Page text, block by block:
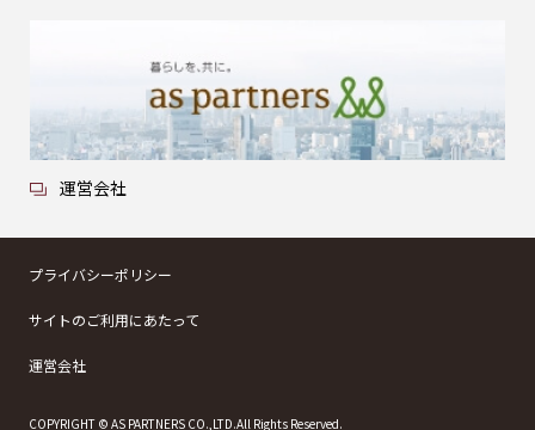
運営会社
プライバシーポリシー
サイトのご利用にあたって
運営会社
COPYRIGHT © AS PARTNERS CO.,LTD.All Rights Reserved.